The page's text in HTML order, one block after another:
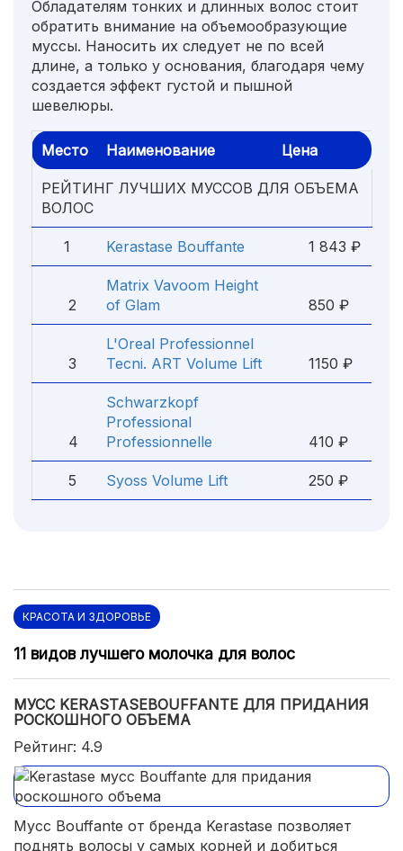
Обладателям тонких и длинных волос стоит
обратить внимание на объемообразующие
муссы. Наносить их следует не по всей
длине, а только у основания, благодаря чему
создается эффект густой и пышной
шевелюры.
Место Наименование Цена
РЕЙТИНГ ЛУЧШИХ МУССОВ ДЛЯ ОБЪЕМА
ВОЛОС
1 Kerastase Bouffante 1 843 ₽
2
Matrix Vavoom Height
of Glam
850 ₽
3
L'Oreal Professionnel
Tecni. ART Volume Lift
1150 ₽
4
Schwarzkopf
Professional
Professionnelle
410 ₽
5 Syoss Volume Lift 250 ₽
КРАСОТА И ЗДОРОВЬЕ
11 видов лучшего молочка для волос
МУСС KERASTASEBOUFFANTE ДЛЯ ПРИДАНИЯ
РОСКОШНОГО ОБЪЕМА
Рейтинг: 4.9
Мусс Bouffante от бренда Kerastase позволяет
поднять волосы у самых корней и добиться